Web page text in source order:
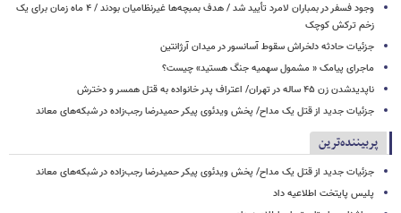
وجود فسفر در بمباران لامرد تأیید شد / هدف بمبچه‌ها غیرنظامیان بودند / ۴ ماه زمان برای یک
زخم ترکش کوچک
جزئیات حادثه دلخراش سقوط آسانسور در میدان آرژانتین
ماجرای پیامک « مشمول سهمیه جنگ هستید» چیست؟
ناپدیدشدن زن ۴۵ ساله در تهران/ اعتراف پدر خانواده به قتل همسر و دخترش
جزئیات جدید از قتل یک مداح/ پخش ویدئوی پیکر حمیدرضا رجب‌زاده در شبکه‌های معاند
پربیننده‌ترین
جزئیات جدید از قتل یک مداح/ پخش ویدئوی پیکر حمیدرضا رجب‌زاده در شبکه‌های معاند
پلیس پایتخت اطلاعیه داد